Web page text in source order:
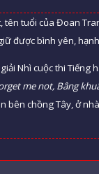
tên tuổi của Đoan
được bình yên,
Nhì cuộc thi Tiếng
me not, Bâng
bên chồng Tây, ở